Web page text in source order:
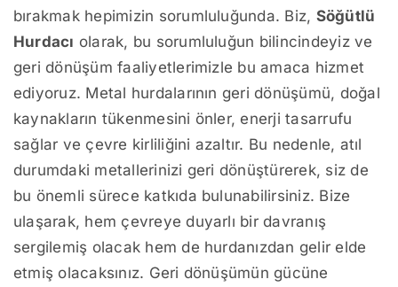
bırakmak hepimizin sorumluluğunda. Biz, Söğütlü
Hurdacı olarak, bu sorumluluğun bilincindeyiz ve
geri dönüşüm faaliyetlerimizle bu amaca hizmet
ediyoruz. Metal hurdalarının geri dönüşümü, doğal
kaynakların tükenmesini önler, enerji tasarrufu
sağlar ve çevre kirliliğini azaltır. Bu nedenle, atıl
durumdaki metallerinizi geri dönüştürerek, siz de
bu önemli sürece katkıda bulunabilirsiniz. Bize
ulaşarak, hem çevreye duyarlı bir davranış
sergilemiş olacak hem de hurdanızdan gelir elde
etmiş olacaksınız. Geri dönüşümün gücüne